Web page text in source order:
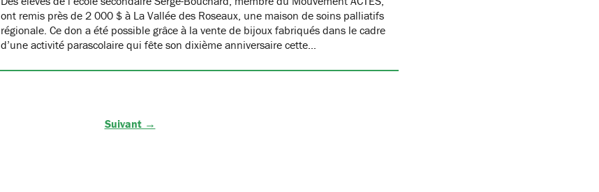
ont remis près de 2 000 $ à La Vallée des Roseaux, une maison de soins palliatifs
régionale. Ce don a été possible grâce à la vente de bijoux fabriqués dans le cadre
d’une activité parascolaire qui fête son dixième anniversaire cette…
Suivant →